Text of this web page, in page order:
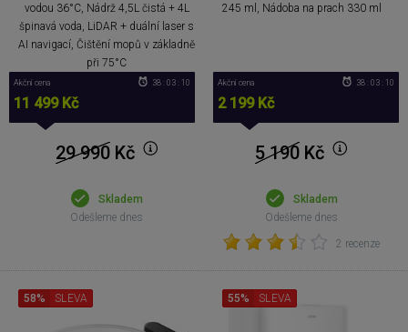
vodou 36°C, Nádrž 4,5L čistá + 4L
špinavá voda, LiDAR + duální laser s
AI navigací, Čištění mopů v základně
při 75°C
Akční cena
11 499 Kč
38 : 03 : 09
29 990Kč
Skladem
Odešleme dnes
245 ml, Nádoba na prach 330 ml
Akční cena
2 199 Kč
38 : 03 : 09
5 190 Kč
Skladem
Odešleme dnes
2 recenze
58% SLEVA 55% SLEVA